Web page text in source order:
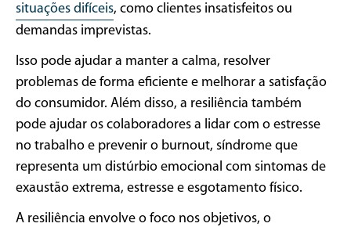
situações difíceis, como clientes insatisfeitos ou
demandas imprevistas.
Isso pode ajudar a manter a calma, resolver
problemas de forma eficiente e melhorar a satisfação
do consumidor. Além disso, a resiliência também
pode ajudar os colaboradores a lidar com o estresse
no trabalho e prevenir o burnout, síndrome que
representa um distúrbio emocional com sintomas de
exaustão extrema, estresse e esgotamento físico.
A resiliência envolve o foco nos objetivos, o